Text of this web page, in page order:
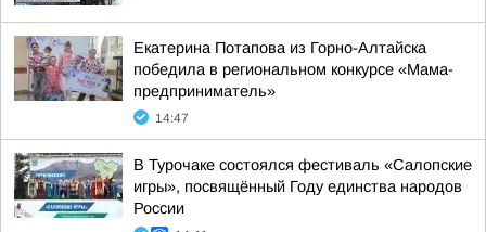
Екатерина Потапова из Горно-Алтайска
победила в региональном конкурсе «Мама-
предприниматель»
14:47
В Турочаке состоялся фестиваль «Салопские
игры», посвящённый Году единства народов
России